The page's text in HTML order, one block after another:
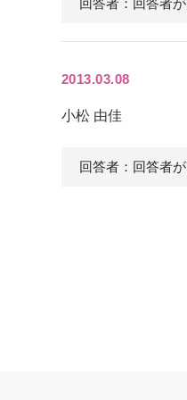
2013.03.08
小松 由佳
回答者：回答者